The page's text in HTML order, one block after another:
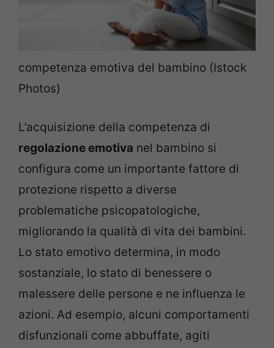
competenza emotiva del bambino (Istock
Photos)
L’acquisizione della competenza di
regolazione emotiva nel bambino si
configura come un importante fattore di
protezione rispetto a diverse
problematiche psicopatologiche,
migliorando la qualità di vita dei bambini.
Lo stato emotivo determina, in modo
sostanziale, lo stato di benessere o
malessere delle persone e ne influenza le
azioni. Ad esempio, alcuni comportamenti
disfunzionali come abbuffate, agiti